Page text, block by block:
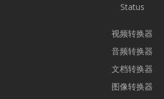
Status
视频转换器
音频转换器
文档转换器
图像转换器